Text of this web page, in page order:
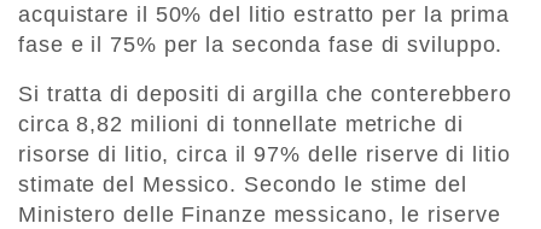
acquistare il 50% del litio estratto per la prima
fase e il 75% per la seconda fase di sviluppo.
Si tratta di depositi di argilla che conterebbero
circa 8,82 milioni di tonnellate metriche di
risorse di litio, circa il 97% delle riserve di litio
stimate del Messico. Secondo le stime del
Ministero delle Finanze messicano, le riserve